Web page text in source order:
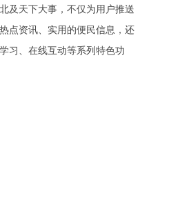
及天下大事，不仅为用户推送
点资讯、实用的便民信息，还
习、在线互动等系列特色功